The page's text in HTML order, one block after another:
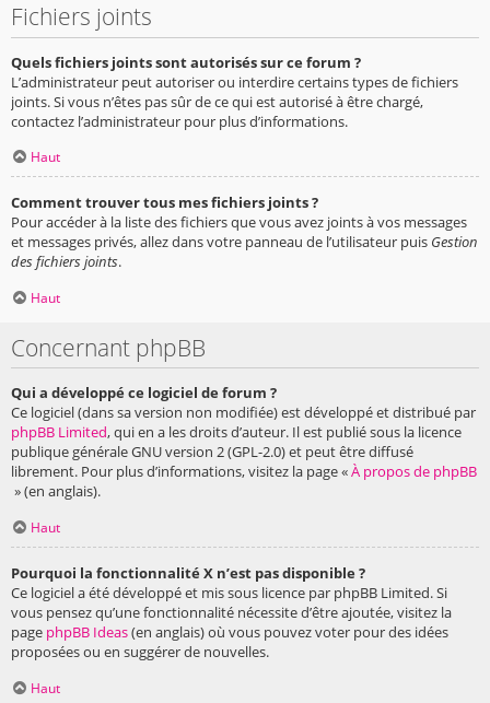
Fichiers joints
Quels fichiers joints sont autorisés sur ce forum ?
L’administrateur peut autoriser ou interdire certains types de fichiers
joints. Si vous n’êtes pas sûr de ce qui est autorisé à être chargé,
contactez l’administrateur pour plus d’informations.
Haut
Comment trouver tous mes fichiers joints ?
Pour accéder à la liste des fichiers que vous avez joints à vos messages
et messages privés, allez dans votre panneau de l’utilisateur puis Gestion
des fichiers joints.
Haut
Concernant phpBB
Qui a développé ce logiciel de forum ?
Ce logiciel (dans sa version non modifiée) est développé et distribué par
phpBB Limited, qui en a les droits d’auteur. Il est publié sous la licence
publique générale GNU version 2 (GPL-2.0) et peut être diffusé
librement. Pour plus d’informations, visitez la page «À propos de phpBB
» (en anglais).
Haut
Pourquoi la fonctionnalité X n’est pas disponible ?
Ce logiciel a été développé et mis sous licence par phpBB Limited. Si
vous pensez qu’une fonctionnalité nécessite d’être ajoutée, visitez la
page phpBB Ideas(en anglais) où vous pouvez voter pour des idées
proposées ou en suggérer de nouvelles.
Haut